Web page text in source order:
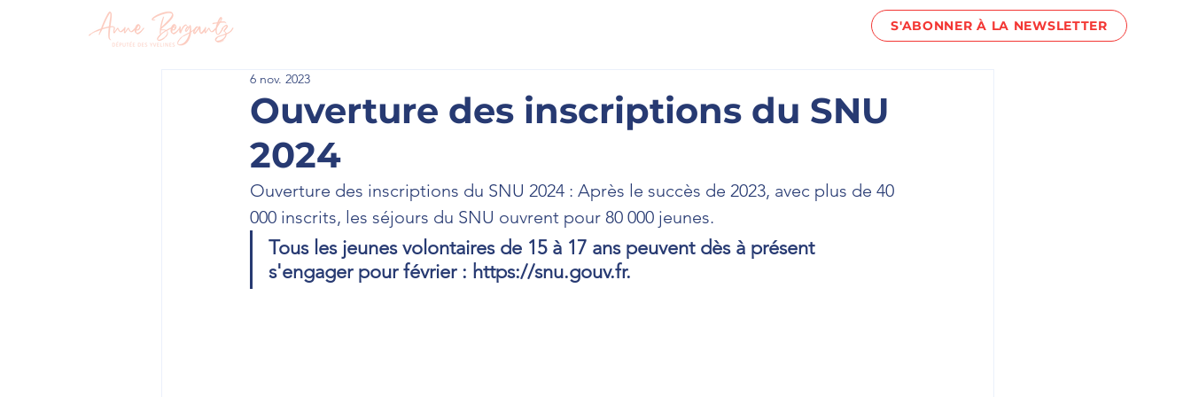
S'ABONNER À LA NEWSLETTER
Ouverture des inscriptions du SNU
2024
6 nov. 2023
Ouverture des inscriptions du SNU 2024 : Après le succès de 2023, avec plus de 40
000 inscrits, les séjours du SNU ouvrent pour 80 000 jeunes.
Tous les jeunes volontaires de 15 à 17 ans peuvent dès à présent
s'engager pour février : https://snu.gouv.fr.